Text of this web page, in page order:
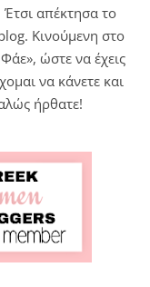
απέκτησα το
Κινούμενη στο
ώστε να έχεις
να κάνετε και
ήρθατε!